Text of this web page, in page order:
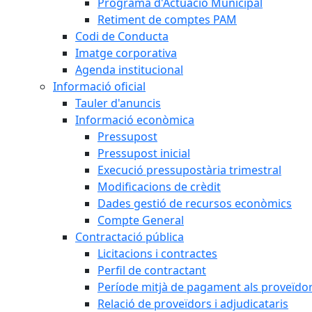
Retiment de comptes PAM
Codi de Conducta
Imatge corporativa
Agenda institucional
Informació oficial
Tauler d'anuncis
Informació econòmica
Pressupost
Pressupost inicial
Execució pressupostària trimestral
Modificacions de crèdit
Dades gestió de recursos econòmics
Compte General
Contractació pública
Licitacions i contractes
Perfil de contractant
Període mitjà de pagament als
Relació de proveïdors i adjudicataris